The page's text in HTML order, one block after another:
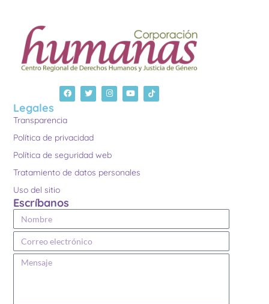
Legales
Transparencia
Política de privacidad
Política de seguridad web
Tratamiento de datos personales
Uso del sitio
Escríbanos